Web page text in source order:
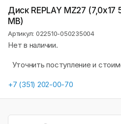
Диск REPLAY MZ27 (7,0х17
MB)
Артикул: 022510-050235004
Нет в наличии.
Уточнить поступление и
+7 (351) 202-00-70